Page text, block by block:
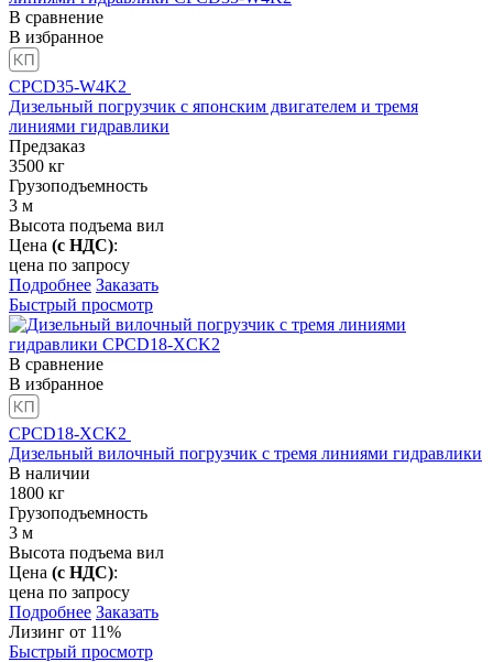
В сравнение
В избранное
CPCD35-W4K2
Дизельный погрузчик с японским двигателем и тремя
линиями гидравлики
Предзаказ
3500 кг
Грузоподъемность
3 м
Высота подъема вил
Цена (с НДС):
цена по запросу
Подробнее Заказать
Быстрый просмотр
В сравнение
В избранное
CPCD18-XCK2
Дизельный вилочный погрузчик с тремя линиями гидравлики
В наличии
1800 кг
Грузоподъемность
3 м
Высота подъема вил
Цена (с НДС):
цена по запросу
Подробнее Заказать
Лизинг от 11%
Быстрый просмотр